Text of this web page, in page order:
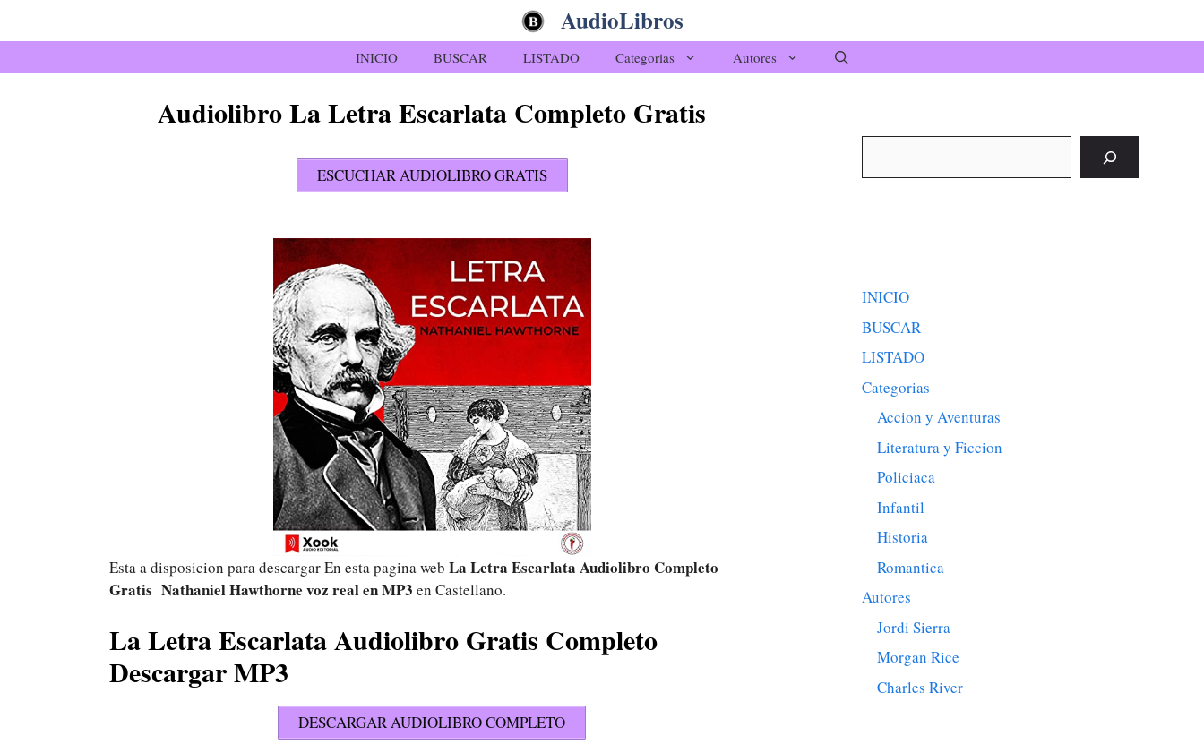
AudioLibros
INICIO BUSCAR LISTADO Categorias Autores
Audiolibro La Letra Escarlata Completo Gratis
ESCUCHAR AUDIOLIBRO GRATIS
Esta a disposicion para descargar En esta pagina web La Letra Escarlata Audiolibro Completo
Gratis Nathaniel Hawthorne voz realen MP3 en Castellano.
La Letra Escarlata Audiolibro Gratis Completo
Descargar MP3
DESCARGAR AUDIOLIBRO COMPLETO
INICIO
BUSCAR
LISTADO
Categorias
Accion y Aventuras
Literatura y Ficcion
Policiaca
Infantil
Historia
Romantica
Autores
Jordi Sierra
Morgan Rice
Charles River